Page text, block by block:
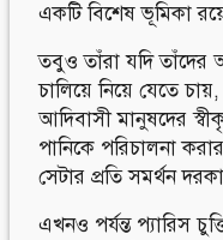
একটি বিশেষ ভূমিকা
তবুও তাঁরা যদি তাঁদের
চালিয়ে নিয়ে যেতে
আদিবাসী মানুষদের
পানিকে পরিচালনা
সেটার প্রতি সমর্থন
এখনও পর্যন্ত প্যারিস